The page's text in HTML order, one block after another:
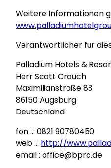
Weitere Informationen
Verantwortlicher für
Palladium Hotels &
Herr Scott Crouch
Maximilianstraße 83
86150 Augsburg
Deutschland
fon ..: 0821 90780450
web ..: http://
email : office@bprc.de